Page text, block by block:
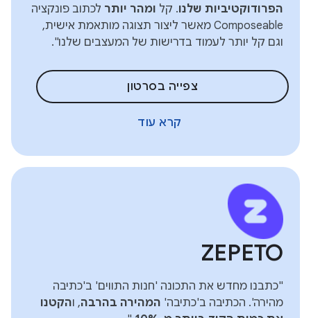
הפרודוקטיביות שלנו. קל ומהר יותר לכתוב פונקציה
Composeable מאשר ליצור תצוגה מותאמת אישית,
וגם קל יותר לעמוד בדרישות של המעצבים שלנו".
צפייה בסרטון
קרא עוד
ZEPETO
"כתבנו מחדש את התכונה 'חנות התווים' ב'כתיבה
מהירה'. הכתיבה ב'כתיבה' המהירה בהרבה, והקטנו